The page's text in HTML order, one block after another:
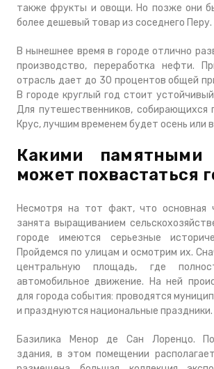
также фрукты и овощи. Но позже они
более дешевый товар из соседнего Перу.
В нынешнее время в городе отлично
производство, переработка нефти.
отрасль дает до 30 процентов общей
В городе круглый год стоит
Для путешественников, собирающихся
Крус, лучшим временем будет осень или
Какими памятными
может похвастаться
Несмотря на тот факт, что основная
занята выращиванием
городе имеются серьезные
Пройдемся по улицам и осмотрим их.
центральную площадь, где
автомобильное движение. На ней
для города события: проводятся
и празднуются национальные праздники.
Базилика Менор де Сан Лоренцо.
здания, в этом помещении